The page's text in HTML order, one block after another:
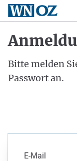
Bitte melden
Passwort an.
E-Mail